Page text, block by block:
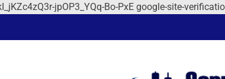
jpOP3_YQq-Bo-PxE google-site-